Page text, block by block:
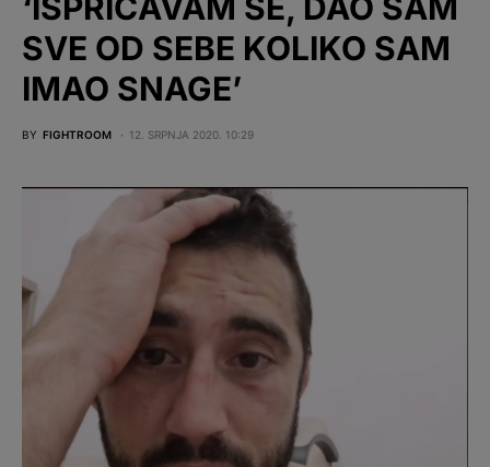
‘ISPRIČAVAM SE, DAO SAM
SVE OD SEBE KOLIKO SAM
IMAO SNAGE’
BY FIGHTROOM 12. SRPNJA 2020. 10:29